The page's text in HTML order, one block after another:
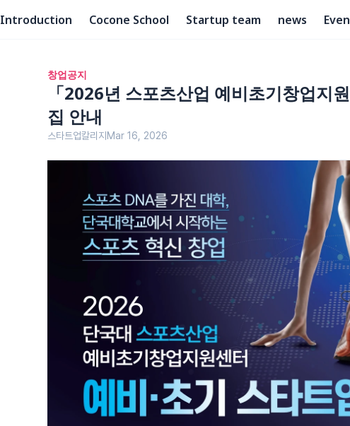
Introduction Cocone School Startup team news
창업공지
「2026년 스포츠산업 예비초기창업지
집 안내
스타트업칼리지 Mar 16, 2026